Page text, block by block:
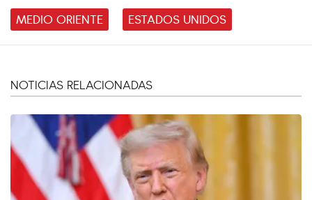
MEDIO ORIENTE
ESTADOS UNIDOS
NOTICIAS RELACIONADAS